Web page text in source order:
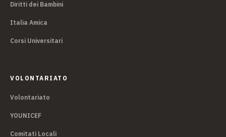
Diritti dei Bambini
Italia Amica
Corsi Universitari
VOLONTARIATO
Volontariato
YOUNICEF
Comitati Locali